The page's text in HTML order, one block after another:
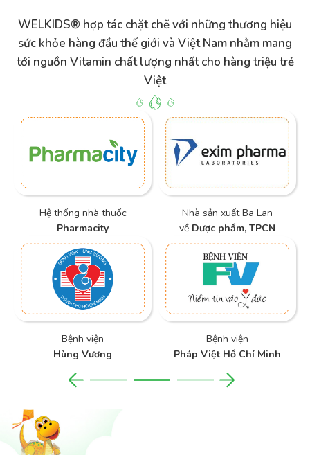
WELKIDS® hợp tác chặt chẽ với những thương hiệu
sức khỏe hàng đầu thế giới và Việt Nam nhằm mang
tới nguồn Vitamin chất lượng nhất cho hàng triệu trẻ
Việt
Hệ thống nhà thuốc
Pharmacity
Bệnh viện
Hùng Vương
Nhà sản xuất Ba Lan
Dược phẩm, TPCN
Bệnh viện
Pháp Việt Hồ Chí Minh